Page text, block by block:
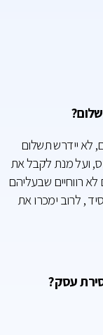
לא יידרש תשלום
ועל מנת לקבל את
רווחיים שבעליהם
, לרוב ימכרו את
עסק?